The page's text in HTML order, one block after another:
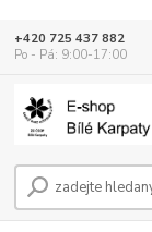
+420 725 437 882
Po - Pá: 9:00-17:00